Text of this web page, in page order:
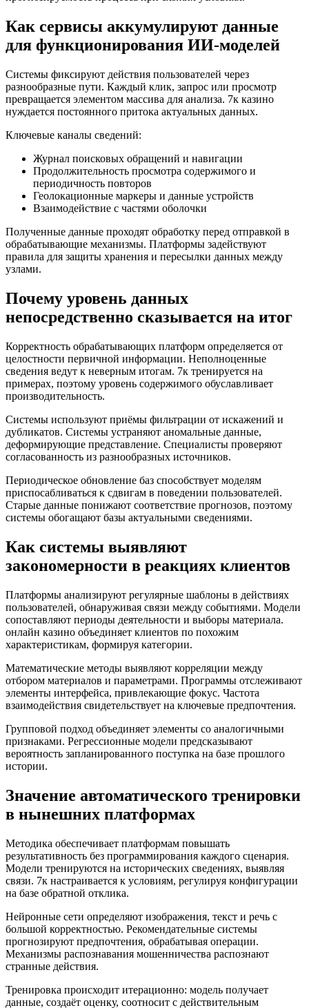
Как сервисы аккумулируют данные
для функционирования ИИ-моделей
Системы фиксируют действия пользователей через
разнообразные пути. Каждый клик, запрос или просмотр
превращается элементом массива для анализа. 7к казино
нуждается постоянного притока актуальных данных.
Ключевые каналы сведений:
Журнал поисковых обращений и навигации
Продолжительность просмотра содержимого и
периодичность повторов
Геолокационные маркеры и данные устройств
Взаимодействие с частями оболочки
Полученные данные проходят обработку перед отправкой в
обрабатывающие механизмы. Платформы задействуют
правила для защиты хранения и пересылки данных между
узлами.
Почему уровень данных
непосредственно сказывается на итог
Корректность обрабатывающих платформ определяется от
целостности первичной информации. Неполноценные
сведения ведут к неверным итогам. 7к тренируется на
примерах, поэтому уровень содержимого обуславливает
производительность.
Системы используют приёмы фильтрации от искажений и
дубликатов. Системы устраняют аномальные данные,
деформирующие представление. Специалисты проверяют
согласованность из разнообразных источников.
Периодическое обновление баз способствует моделям
приспосабливаться к сдвигам в поведении пользователей.
Старые данные понижают соответствие прогнозов, поэтому
системы обогащают базы актуальными сведениями.
Как системы выявляют
закономерности в реакциях клиентов
Платформы анализируют регулярные шаблоны в действиях
пользователей, обнаруживая связи между событиями. Модели
сопоставляют периоды деятельности и выборы материала.
онлайн казино объединяет клиентов по похожим
характеристикам, формируя категории.
Математические методы выявляют корреляции между
отбором материалов и параметрами. Программы отслеживают
элементы интерфейса, привлекающие фокус. Частота
взаимодействия свидетельствует на ключевые предпочтения.
Групповой подход объединяет элементы со аналогичными
признаками. Регрессионные модели предсказывают
вероятность запланированного поступка на базе прошлого
истории.
Значение автоматического тренировки
в нынешних платформах
Методика обеспечивает платформам повышать
результативность без программирования каждого сценария.
Модели тренируются на исторических сведениях, выявляя
связи. 7к настраивается к условиям, регулируя конфигурации
на базе обратной отклика.
Нейронные сети определяют изображения, текст и речь с
большой корректностью. Рекомендательные системы
прогнозируют предпочтения, обрабатывая операции.
Механизмы распознавания мошенничества распознают
странные действия.
Тренировка происходит итерационно: модель получает
данные, создаёт оценку, соотносит с действительным